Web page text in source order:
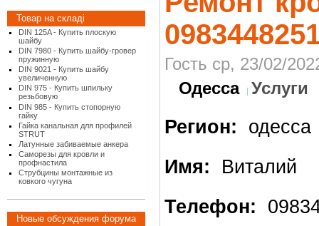
Товар на складі
DIN 125A - Купить плоскую
шайбу
DIN 7980 - Купить шайбу-гровер
пружинную
DIN 9021 - Купить шайбу
увеличенную
DIN 975 - Купить шпильку
резьбовую
DIN 985 - Купить стопорную
гайку
Гайка канальная для профилей
STRUT
Латунные забиваемые анкера
Саморезы для кровли и
профнастила
Струбцины монтажные из
ковкого чугуна
Новые обсуждения форума
Гость ср, 23/02/
Одесса
Услуги
Регион:
одесса
Имя:
Виталий
Телефон: